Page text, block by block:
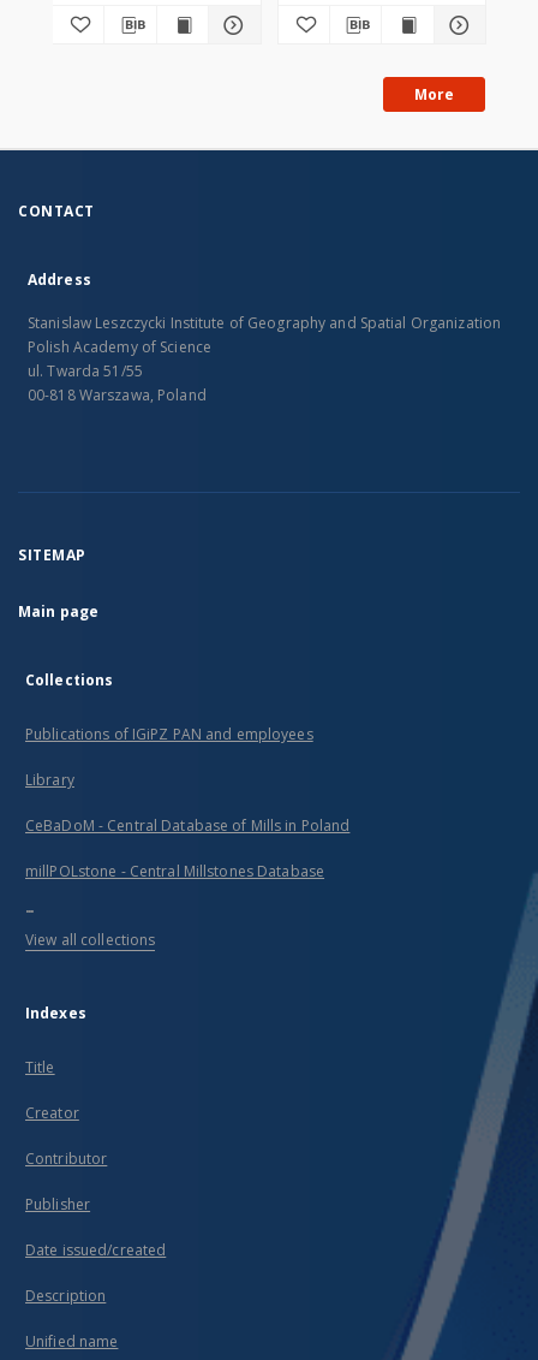
urban agglomerations
in the socio-economic
More
CONTACT
Address
Stanislaw Leszczycki Institute of Geography and Spatial Organization
Polish Academy of Science
ul. Twarda 51/55
00-818 Warszawa, Poland
SITEMAP
Main page
Collections
Publications of IGiPZ PAN and employees
Library
CeBaDoM - Central Database of Mills in Poland
millPOLstone - Central Millstones Database
...
View all collections
Indexes
Title
Creator
Contributor
Publisher
Date issued/created
Description
Unified name